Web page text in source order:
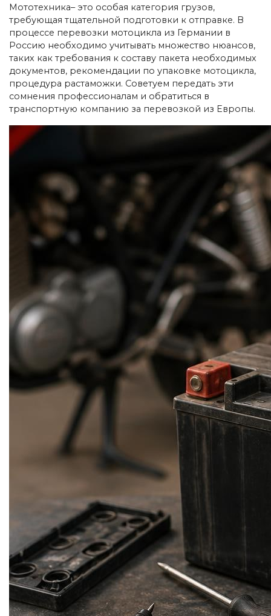
Мототехника– это особая категория грузов,
требующая тщательной подготовки к отправке. В
процессе перевозки мотоцикла из Германии в
Россию необходимо учитывать множество нюансов,
таких как требования к составу пакета необходимых
документов, рекомендации по упаковке мотоцикла,
процедура растаможки. Советуем передать эти
сомнения профессионалам и обратиться в
транспортную компанию за перевозкой из Европы.